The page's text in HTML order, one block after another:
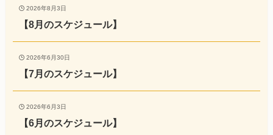
2026年8月3日
【8月のスケジュール】
2026年6月30日
【7月のスケジュール】
2026年6月3日
【6月のスケジュール】